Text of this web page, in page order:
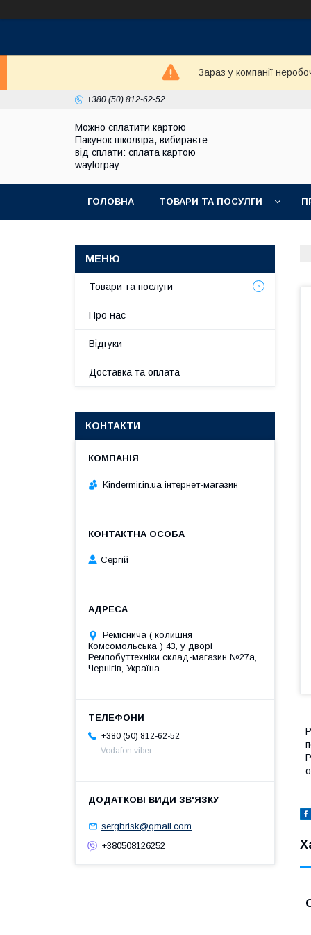
Зараз у компанії
+380 (50) 812-62-52
Можно сплатити картою
Пакунок школяра, вибираєте
від сплати: сплата картою
wayforpay
ГОЛОВНА ТОВАРИ ТА ПОСУЛГИ
Товари та послуги
Про нас
Відгуки
Доставка та оплата
КОНТАКТИ
Kindermir.in.ua інтернет-магазин
Сергій
Реміснича ( колишня
Комсомольська ) 43, у дворі
Ремпобуттехніки склад-магазин №27a,
Чернігів, Україна
+380 (50) 812-62-52
Vodafon viber
sergbrisk@gmail.com
+380508126252